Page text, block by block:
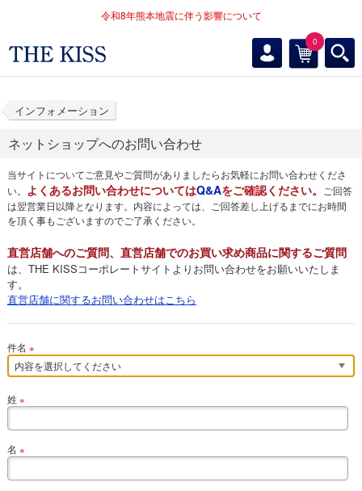
令和8年熊本地震に伴う影響について
0
インフォメーション
ネットショップへのお問い合わせ
当サイトについてご意見やご質問がありましたらお気軽にお問い合わせくださ
い。 よくあるお問い合わせについてはQ&Aをご確認ください。
ご回答
は翌営業日以降となります。内容によっては、ご回答差し上げるまでにお時間
を頂く事もございますのでご了承ください。
直営店舗へのご質問、直営店舗でのお買い求め商品に関するご質問
は、THE KISSコーポレートサイトよりお問い合わせをお願いいたしま
す。
直営店舗に関するお問い合わせはこちら
件名 ※
姓 ※
名 ※